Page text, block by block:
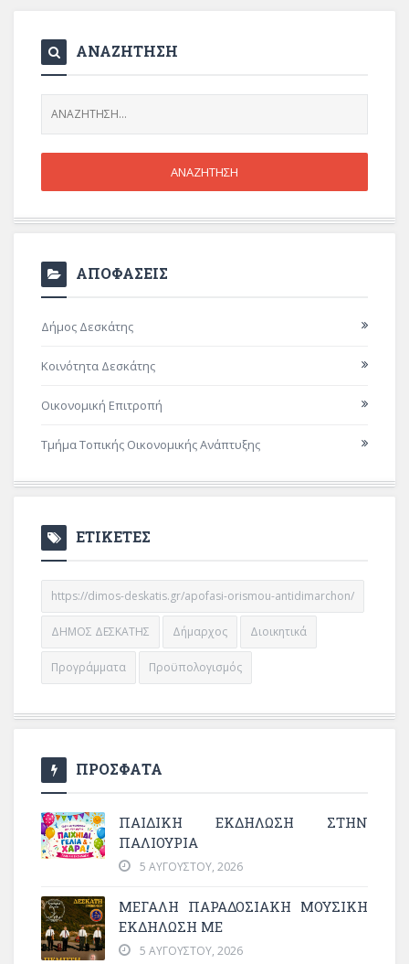
ΑΝΑΖΗΤΗΣΗ
ΑΠΟΦΑΣΕΙΣ
Δήμος Δεσκάτης
Κοινότητα Δεσκάτης
Οικονομική Επιτροπή
Τμήμα Τοπικής Οικονομικής Ανάπτυξης
ΕΤΙΚΕΤΕΣ
https://dimos-deskatis.gr/apofasi-orismou-antidimarchon/
ΔΗΜΟΣ ΔΕΣΚΑΤΗΣ Δήμαρχος Διοικητικά
Προγράμματα Προϋπολογισμός
ΠΡΟΣΦΑΤΑ
ΠΑΙΔΙΚΗ ΕΚΔΗΛΩΣΗ ΣΤΗΝ
ΠΑΛΙΟΥΡΙΑ
5 ΑΥΓΟΎΣΤΟΥ, 2026
ΜΕΓΆΛΗ ΠΑΡΑΔΟΣΙΑΚΉ ΜΟΥΣΙΚΉ
ΕΚΔΉΛΩΣΗ ΜΕ
5 ΑΥΓΟΎΣΤΟΥ, 2026